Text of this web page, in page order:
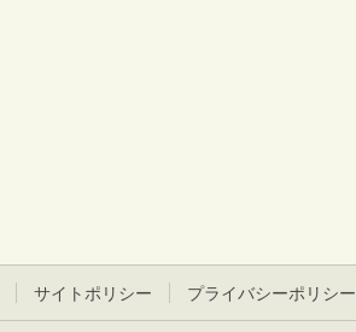
サイトポリシー プライバシーポリシー